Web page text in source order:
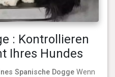
: Kontrollieren
Ihres Hundes
Spanische Dogge Wenn